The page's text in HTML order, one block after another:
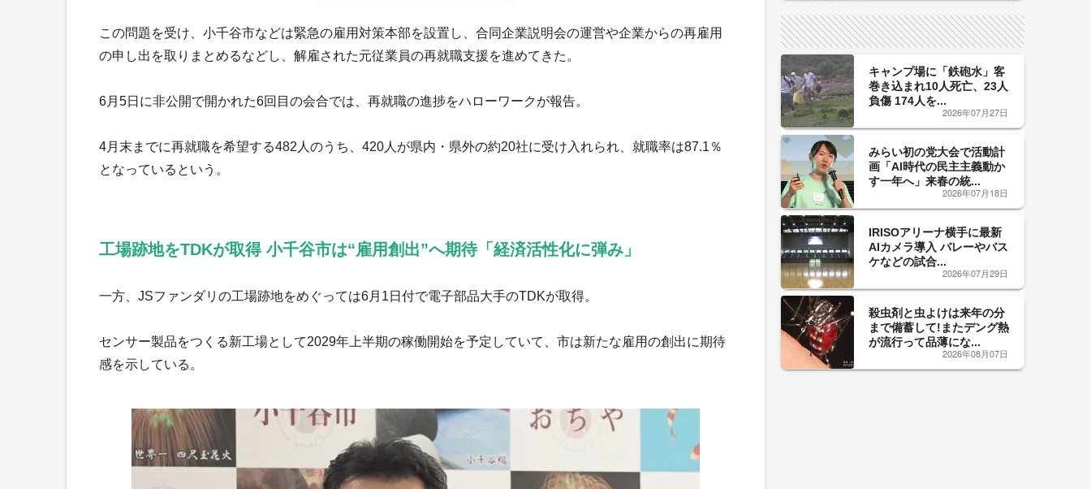
この問題を受け、小千谷市などは緊急の雇用対策本部を設置し、合同企業説明会の運営や企業からの再雇用
の申し出を取りまとめるなどし、解雇された元従業員の再就職支援を進めてきた。
6月5日に非公開で開かれた6回目の会合では、再就職の進捗をハローワークが報告。
4月末までに再就職を希望する482人のうち、420人が県内・県外の約20社に受け入れられ、就職率は87.1％
となっているという。
工場跡地をTDKが取得 小千谷市は“雇用創出”へ期待「経済活性化に弾み」
一方、JSファンダリの工場跡地をめぐっては6月1日付で電子部品大手のTDKが取得。
センサー製品をつくる新工場として2029年上半期の稼働開始を予定していて、市は新たな雇用の創出に期待
感を示している。
キャンプ場に「鉄砲水」客
巻き込まれ10人死亡、23人
負傷 174人を...
2026年07月27日
みらい初の党大会で活動計
画「AI時代の民主主義動か
す一年へ」来春の統...
2026年07月18日
IRISOアリーナ横手に最新
AIカメラ導入 バレーやバス
ケなどの試合...
2026年07月29日
殺虫剤と虫よけは来年の分
まで備蓄して!またデング熱
が流行って品薄にな...
2026年08月07日